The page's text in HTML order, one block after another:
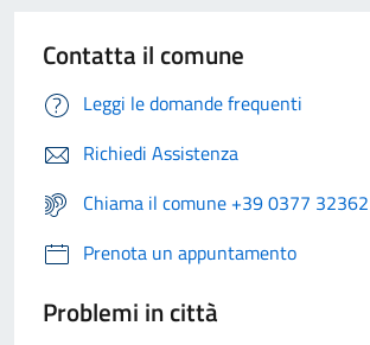
Contatta il comune
Leggi le domande frequenti
Richiedi Assistenza
Chiama il comune +39 0377 32362
Prenota un appuntamento
Problemi in città